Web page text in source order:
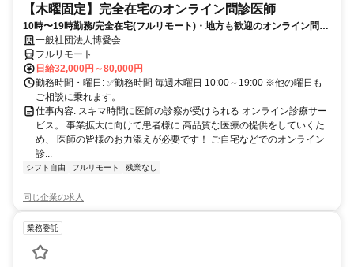
【木曜固定】完全在宅のオンライン問診医師
10時〜19時勤務/完全在宅(フルリモート)・地方も歓迎のオンライン問診
業務一般社団法人博愛会
フルリモート
日給32,000円～80,000円
勤務時間・曜日: ✅勤務時間 毎週木曜日 10:00～19:00 ※他の曜日も
ご相談に乗れます。
仕事内容: スキマ時間に医師の診察が受けられる オンライン診療サー
ビス。 事業拡大に向けて患者様に 高品質な医療の提供をしていくた
め、 医師の皆様のお力添えが必要です！ ご自宅などでのオンライン
診...
シフト自由 フルリモート 残業なし
同じ企業の求人
業務委託